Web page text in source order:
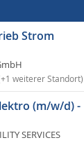
Strom
weiterer Standort)
(m/w/d) -
SERVICES